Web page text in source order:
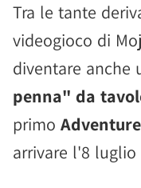
Tra le tante
videogioco di
diventare anche
penna" da
primo
arrivare l'8 luglio